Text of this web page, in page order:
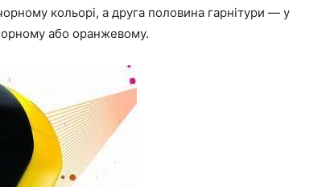
кольорі, а друга половина гарнітури — у
або оранжевому.